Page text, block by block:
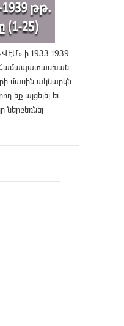
ի 1933-1939
Համապատասխան
մասին ակնարկն
եք այցելել եւ